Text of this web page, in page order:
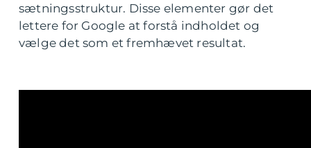
sætningsstruktur. Disse elementer gør det
lettere for Google at forstå indholdet og
vælge det som et fremhævet resultat.